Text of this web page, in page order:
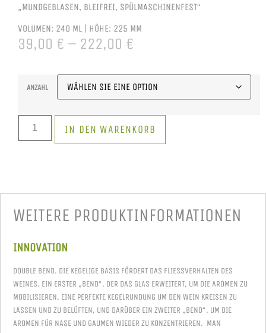
„MUNDGEBLASEN, BLEIFREI, SPÜLMASCHINENFEST“
VOLUMEN: 240 ML HÖHE: 225 MM
39,00 € – 222,00 €
ANZAHL
IN DEN WARENKORB
WEITERE PRODUKT­INFORMATIONEN
INNOVATION
DOUBLE BEND. DIE KEGELIGE BASIS FÖRDERT DAS FLIESSVERHALTEN DES W
EINES. EIN ERSTER „BEND“, DER DAS GLAS ERWEITERT, UM DIE AROMEN ZU M
OBILISIEREN, EINE PERFEKTE KEGELRUNDUNG UM DEN WEIN KREISEN ZU L
ASSEN UND ZU BELÜFTEN, UND DARÜBER EIN ZWEITER „BEND“, UM DIE A
ROMEN FÜR NASE UND GAUMEN WIEDER ZU KONZENTRIEREN. MAN S